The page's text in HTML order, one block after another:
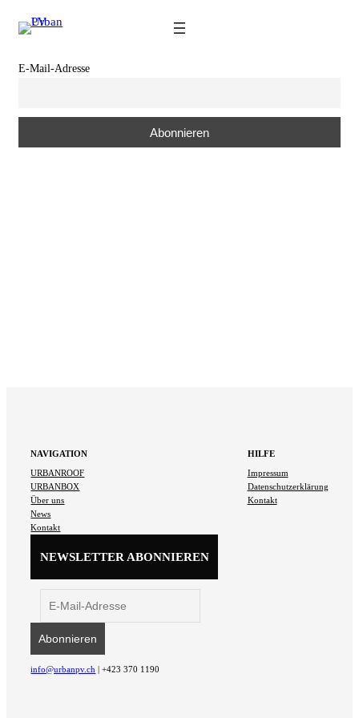
Inhalt
E-Mail-Adresse
NAVIGATION
URBANROOF
URBANBOX
Über uns
News
Kontakt
HILFE
Impressum
Datenschutzerklärung
Kontakt
NEWSLETTER ABONNIEREN
info@urbanpv.ch | +423 370 1190